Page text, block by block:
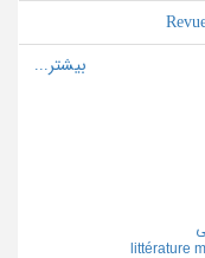
littérature